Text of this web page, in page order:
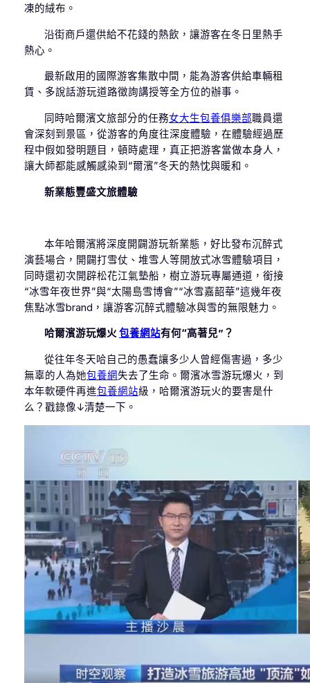
凍的絨布。
沿街商戶還供給不花錢的熱飲，讓游客在冬日里熱手
熱心。
最新啟用的國際游客集散中間，能為游客供給車輛租
賃、多說話游玩道路徵詢講授等全方位的辦事。
同時哈爾濱文旅部分的任務女大生包養俱樂部職員還
會深刻到景區，從游客的角度往深度體驗，在體驗經過歷
程中假如發明題目，頓時處理，真正把游客當做本身人，
讓大師都能感觸感染到“爾濱”冬天的熱忱與暖和。
新業態豐盛文旅體驗
本年哈爾濱將深度開闢游玩新業態，好比發布沉醉式
演藝場合，開闢打雪仗、堆雪人等開放式冰雪體驗項目，
同時還初次開辟松花江氣墊船，樹立游玩專屬通道，銜接
“冰雪年夜世界”與“太陽島雪博會”“冰雪嘉韶華”這幾年夜
焦點冰雪brand，讓游客沉醉式體驗冰與雪的無限魅力。
哈爾濱游玩爆火包養網站有何“高著兒”？
從往年冬天哈自己的愚蠢讓多少人曾經傷害過，多少
無辜的人為她包養網失去了生命。爾濱冰雪游玩爆火，到
本年軟硬件再進包養網站級，哈爾濱游玩火的要害是什
么？戳錄像↓清楚一下。